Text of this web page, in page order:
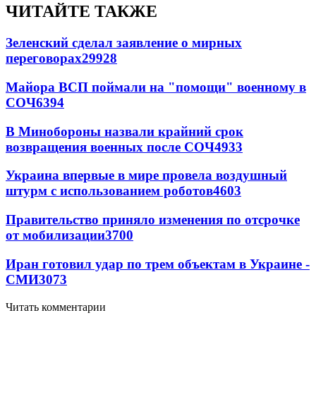
ЧИТАЙТЕ ТАКЖЕ
Зеленский сделал заявление о мирных
переговорах29928
Майора ВСП поймали на "помощи" военному в
СОЧ6394
В Минобороны назвали крайний срок
возвращения военных после СОЧ4933
Украина впервые в мире провела воздушный
штурм с использованием роботов4603
Правительство приняло изменения по отсрочке
от мобилизации3700
Иран готовил удар по трем объектам в Украине -
СМИ3073
Читать комментарии